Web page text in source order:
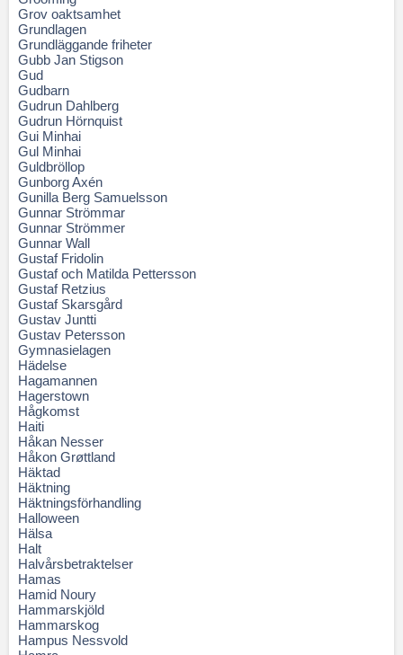
Grov oaktsamhet
Grundlagen
Grundläggande friheter
Gubb Jan Stigson
Gud
Gudbarn
Gudrun Dahlberg
Gudrun Hörnquist
Gui Minhai
Gul Minhai
Guldbröllop
Gunborg Axén
Gunilla Berg Samuelsson
Gunnar Strömmar
Gunnar Strömmer
Gunnar Wall
Gustaf Fridolin
Gustaf och Matilda Pettersson
Gustaf Retzius
Gustaf Skarsgård
Gustav Juntti
Gustav Petersson
Gymnasielagen
Hädelse
Hagamannen
Hagerstown
Hågkomst
Haiti
Håkan Nesser
Håkon Grøttland
Häktad
Häktning
Häktningsförhandling
Halloween
Hälsa
Halt
Halvårsbetraktelser
Hamas
Hamid Noury
Hammarskjöld
Hammarskog
Hampus Nessvold